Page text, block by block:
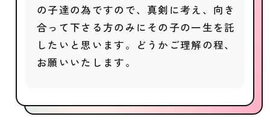
の子達の為ですので、真剣に考え、向き
合って下さる方のみにその子の一生を託
したいと思います。どうかご理解の程、
お願いいたします。